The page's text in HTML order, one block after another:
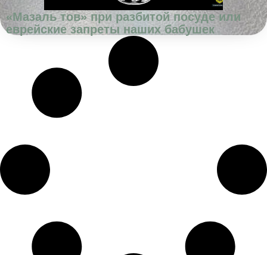
«Мазаль тов» при разбитой посуде или
еврейские запреты наших бабушек